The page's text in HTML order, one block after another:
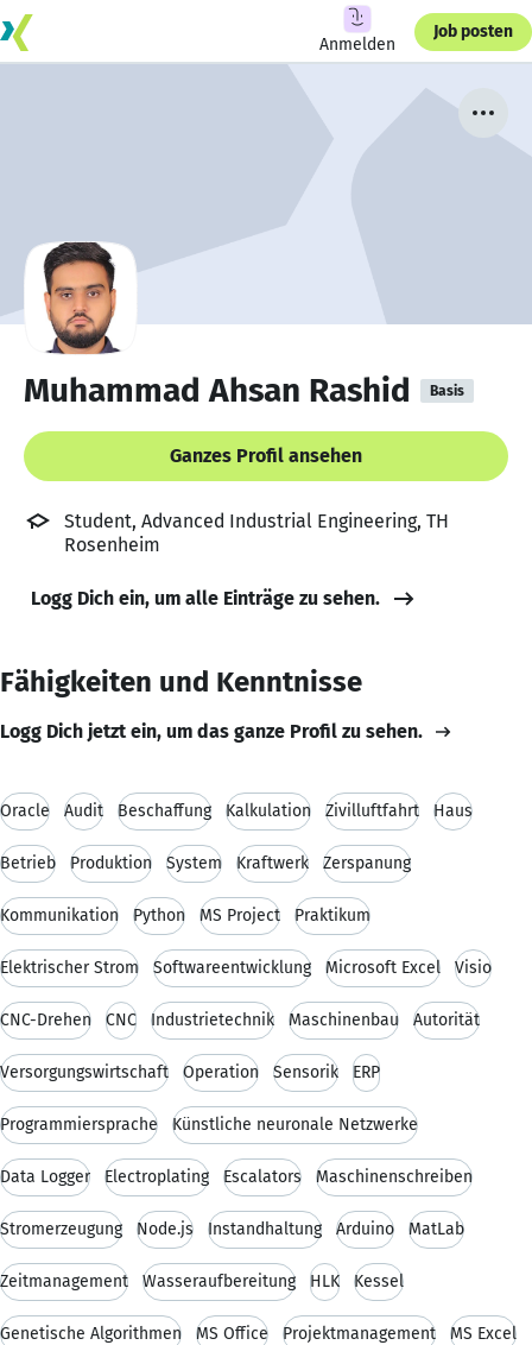
Anmelden
Job posten
Muhammad Ahsan Rashid Basis
Ganzes Profil ansehen
Student, Advanced Industrial Engineering, TH
Rosenheim
Logg Dich ein, um alle Einträge zu sehen.
Fähigkeiten und Kenntnisse
Logg Dich jetzt ein, um das ganze Profil zu sehen.
Oracle Audit Beschaffung Kalkulation Zivilluftfahrt Haus
Betrieb Produktion System Kraftwerk Zerspanung
Kommunikation Python MS Project Praktikum
Elektrischer Strom Softwareentwicklung Microsoft Excel Visio
CNC-Drehen CNC Industrietechnik Maschinenbau Autorität
Versorgungswirtschaft Operation Sensorik ERP
Programmiersprache Künstliche neuronale Netzwerke
Data Logger Electroplating Escalators Maschinenschreiben
Stromerzeugung Node.js Instandhaltung Arduino MatLab
Zeitmanagement Wasseraufbereitung HLK Kessel
Genetische Algorithmen MS Office Projektmanagement MS Excel